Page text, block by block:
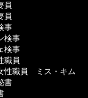
員
事
事
事
員
員　ミス・キム